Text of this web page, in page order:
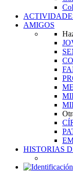
AMIGOS
HISTORIAS